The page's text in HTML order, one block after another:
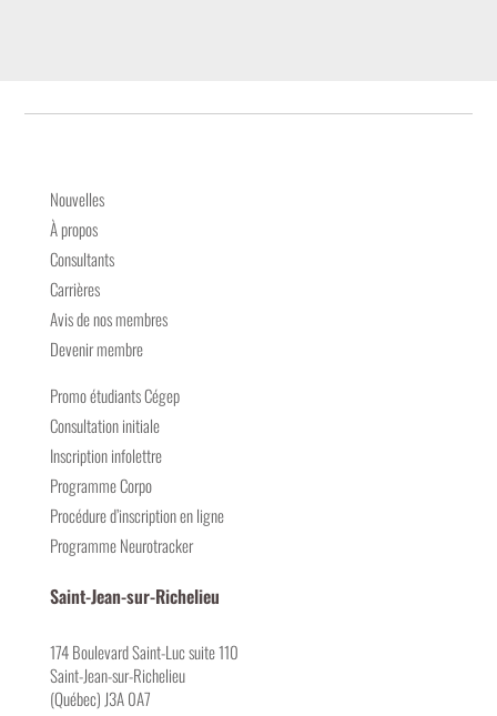
Nouvelles
À propos
Consultants
Carrières
Avis de nos membres
Devenir membre
Promo étudiants Cégep
Consultation initiale
Inscription infolettre
Programme Corpo
Procédure d’inscription en ligne
Programme Neurotracker
Saint-Jean-sur-Richelieu
174 Boulevard Saint-Luc suite 110
Saint-Jean-sur-Richelieu
(Québec) J3A 0A7